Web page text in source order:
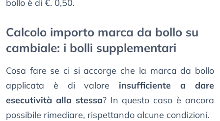
bollo è di €. 0,50.
Calcolo importo marca da bollo su
cambiale: i bolli supplementari
Cosa fare se ci si accorge che la marca da bollo
applicata è di valore insufficiente a dare
esecutività alla stessa? In questo caso è ancora
possibile rimediare, rispettando alcune condizioni.